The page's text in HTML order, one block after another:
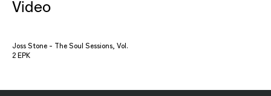
Video
Joss Stone - The Soul Sessions, Vol.
2 EPK